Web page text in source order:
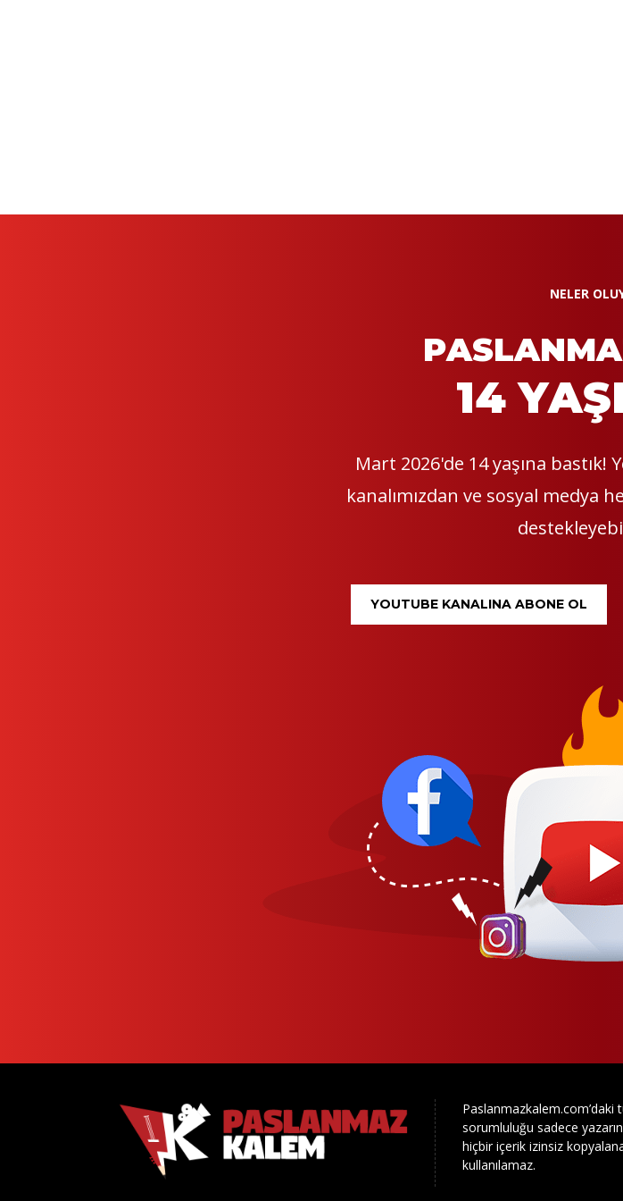
NELER
14
Mart 2026'de 14 yaşına bastık!
kanalımızdan ve sosyal medya
YOUTUBE KANALINA ABONE OL
Paslanmazkalem.com’daki
sorumluluğu sadece
hiçbir içerik izinsiz
kullanılamaz.